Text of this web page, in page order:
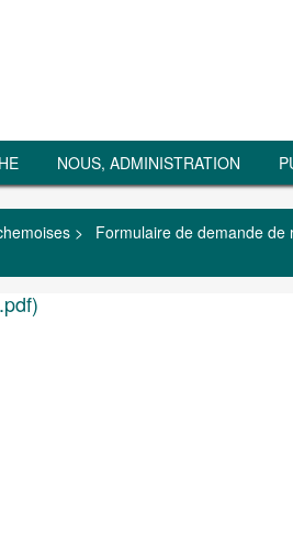
NOUS, ADMINISTRATION
>
Formulaire de demande de